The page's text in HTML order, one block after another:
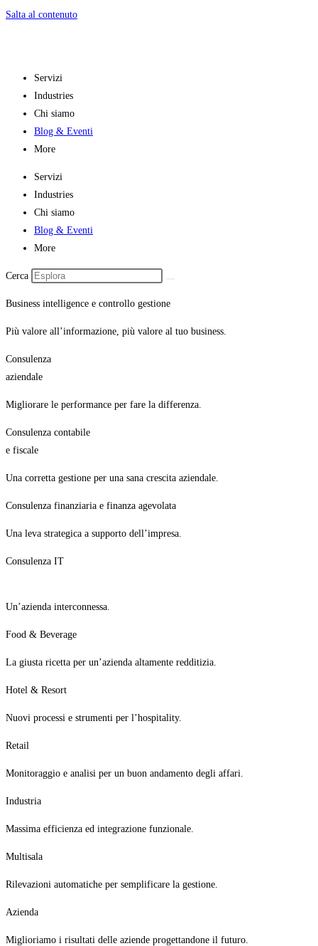
Salta al contenuto
Servizi
Industries
Chi siamo
Blog & Eventi
More
Servizi
Industries
Chi siamo
Blog & Eventi
More
Cerca
Business intelligence e controllo gestione
Più valore all’informazione, più valore al tuo business.
Consulenza
aziendale
Migliorare le performance per fare la differenza.
Consulenza contabile
e fiscale
Una corretta gestione per una sana crescita aziendale.
Consulenza finanziaria e finanza agevolata
Una leva strategica a supporto dell’impresa.
Consulenza IT
Un’azienda interconnessa.
Food & Beverage
La giusta ricetta per un’azienda altamente redditizia.
Hotel & Resort
Nuovi processi e strumenti per l’hospitality.
Retail
Monitoraggio e analisi per un buon andamento degli affari.
Industria
Massima efficienza ed integrazione funzionale.
Multisala
Rilevazioni automatiche per semplificare la gestione.
Azienda
Miglioriamo i risultati delle aziende progettandone il futuro.